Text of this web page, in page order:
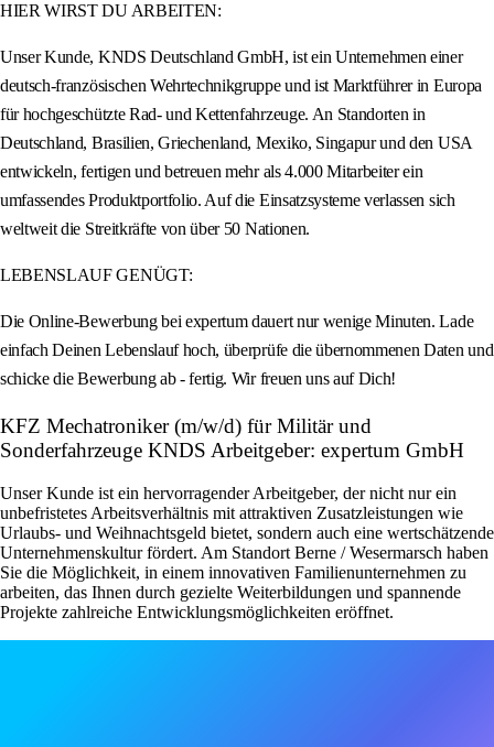
HIER WIRST DU ARBEITEN:
Unser Kunde, KNDS Deutschland GmbH, ist ein Unternehmen einer
deutsch-französischen Wehrtechnikgruppe und ist Marktführer in Europa
für hochgeschützte Rad- und Kettenfahrzeuge. An Standorten in
Deutschland, Brasilien, Griechenland, Mexiko, Singapur und den USA
entwickeln, fertigen und betreuen mehr als 4.000 Mitarbeiter ein
umfassendes Produktportfolio. Auf die Einsatzsysteme verlassen sich
weltweit die Streitkräfte von über 50 Nationen.
LEBENSLAUF GENÜGT:
Die Online-Bewerbung bei expertum dauert nur wenige Minuten. Lade
einfach Deinen Lebenslauf hoch, überprüfe die übernommenen Daten und
schicke die Bewerbung ab - fertig. Wir freuen uns auf Dich!
KFZ Mechatroniker (m/w/d) für Militär und
Sonderfahrzeuge KNDS Arbeitgeber: expertum GmbH
Unser Kunde ist ein hervorragender Arbeitgeber, der nicht nur ein
unbefristetes Arbeitsverhältnis mit attraktiven Zusatzleistungen wie
Urlaubs- und Weihnachtsgeld bietet, sondern auch eine wertschätzende
Unternehmenskultur fördert. Am Standort Berne / Wesermarsch haben
Sie die Möglichkeit, in einem innovativen Familienunternehmen zu
arbeiten, das Ihnen durch gezielte Weiterbildungen und spannende
Projekte zahlreiche Entwicklungsmöglichkeiten eröffnet.